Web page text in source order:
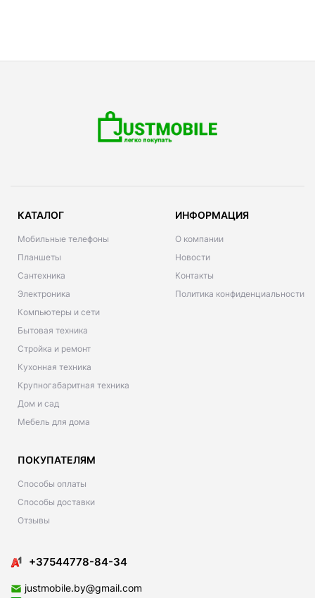
КАТАЛОГ
Мобильные телефоны
Планшеты
Сантехника
Электроника
Компьютеры и сети
Бытовая техника
Стройка и ремонт
Кухонная техника
Крупногабаритная техника
Дом и сад
Мебель для дома
ИНФОРМАЦИЯ
О компании
Новости
Контакты
Политика конфиденциальности
ПОКУПАТЕЛЯМ
Способы оплаты
Способы доставки
Отзывы
+37544778-84-34
justmobile.by@gmail.com